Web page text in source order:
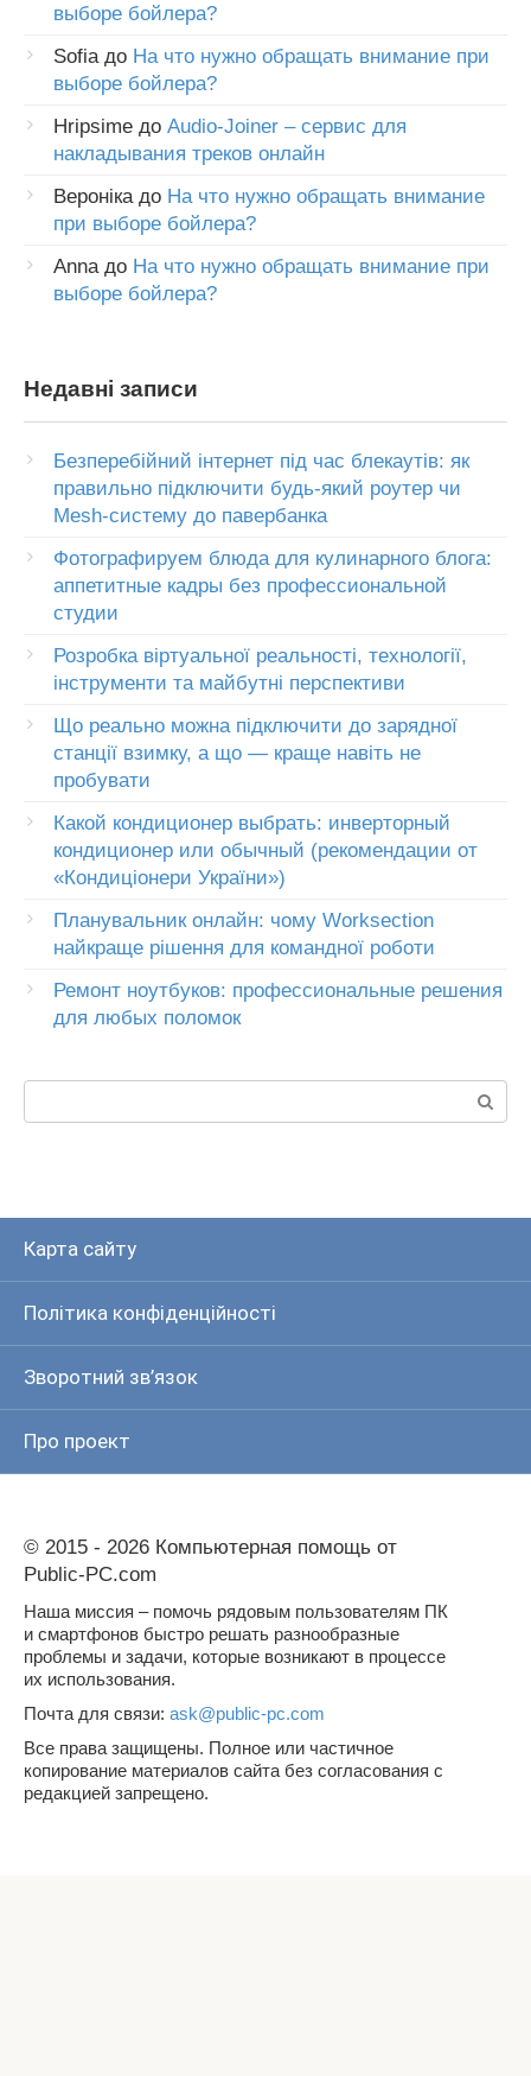
выборе бойлера?
Sofia до На что нужно обращать внимание при
выборе бойлера?
Hripsime до Audio-Joiner – сервис для
накладывания треков онлайн
Вероніка до На что нужно обращать внимание
при выборе бойлера?
Anna до На что нужно обращать внимание при
выборе бойлера?
Недавні записи
Безперебійний інтернет під час блекаутів: як
правильно підключити будь-який роутер чи
Mesh-систему до павербанка
Фотографируем блюда для кулинарного блога:
аппетитные кадры без профессиональной
студии
Розробка віртуальної реальності, технології,
інструменти та майбутні перспективи
Що реально можна підключити до зарядної
станції взимку, а що — краще навіть не
пробувати
Какой кондиционер выбрать: инверторный
кондиционер или обычный (рекомендации от
«Кондиціонери України»)
Планувальник онлайн: чому Worksection
найкраще рішення для командної роботи
Ремонт ноутбуков: профессиональные решения
для любых поломок
Карта сайту
Політика конфіденційності
Зворотний зв’язок
Про проект
© 2015 - 2026 Компьютерная помощь от
Public-PC.com
Наша миссия – помочь рядовым пользователям ПК
и смартфонов быстро решать разнообразные
проблемы и задачи, которые возникают в процессе
их использования.
Почта для связи: ask@public-pc.com
Все права защищены. Полное или частичное
копирование материалов сайта без согласования с
редакцией запрещено.